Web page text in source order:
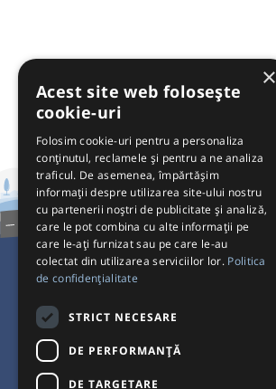
×
Acest site web folosește
cookie-uri
Folosim cookie-uri pentru a personaliza
conținutul, reclamele și pentru a ne analiza
traficul. De asemenea, împărtășim
informații despre utilizarea site-ului nostru
cu partenerii noștri de publicitate și analiză,
care le pot combina cu alte informații pe
care le-ați furnizat sau pe care le-au
colectat din utilizarea serviciilor lor. Politica
de confidențialitate
STRICT NECESARE
DE PERFORMANȚĂ
DE TARGETARE